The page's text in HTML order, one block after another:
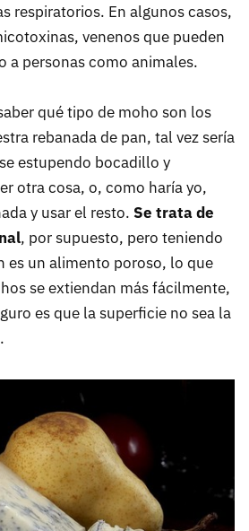
respiratorios. En algunos casos,
venenos que pueden
a personas como animales.
qué tipo de moho son los
rebanada de pan, tal vez sería
estupendo bocadillo y
otra cosa, o, como haría yo,
y usar el resto. Se trata de
, por supuesto, pero teniendo
es un alimento poroso, lo que
se extiendan más fácilmente,
es que la superficie no sea la